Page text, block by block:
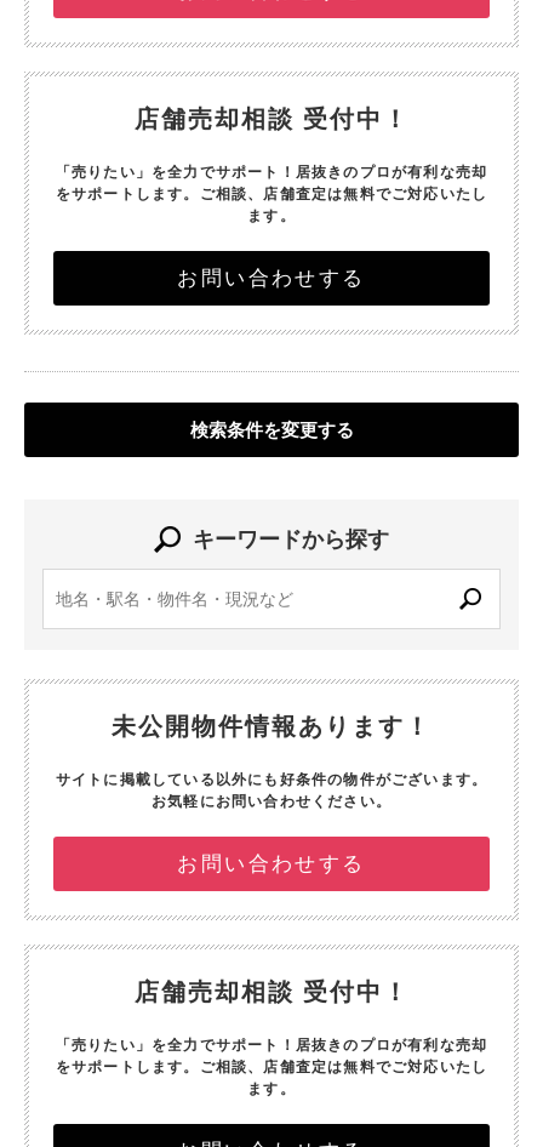
店舗売却相談 受付中！
「売りたい」を全力でサポート！ 居抜きのプロが有利な売却
をサポートします。 ご相談、店舗査定は無料でご対応いたし
ます。
お問い合わせする
検索条件を変更する
キーワードから探す
未公開物件情報あります！
サイトに掲載している以外にも好条件の物件がございます。
お気軽にお問い合わせください。
お問い合わせする
店舗売却相談 受付中！
「売りたい」を全力でサポート！ 居抜きのプロが有利な売却
をサポートします。 ご相談、店舗査定は無料でご対応いたし
ます。